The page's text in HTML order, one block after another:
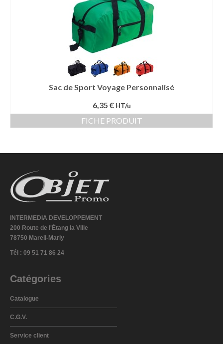
Sac de Sport Voyage Personnalisé
6,35 € HT/u
FICHE PRODUIT
INTERMEDIA DEVELOPPEMENT
200 Route de l'Étang la Ville
78750 Mareil-Marly
Tél : 09 51 71 86 24
Catégories
Catalogue
C.G.V.
Service client